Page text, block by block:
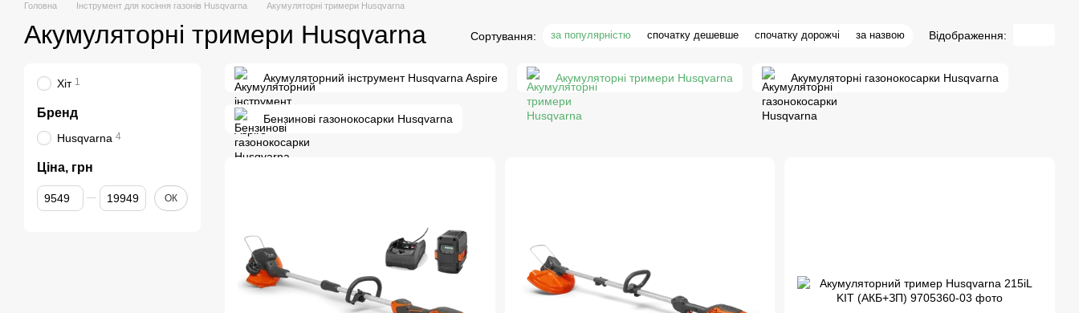
Головна Інструмент для косіння газонів Husqvarna Акумуляторні тримери Husqvarna
Акумуляторні тримери Husqvarna Сортування: за популярністю спочатку дешевше спочатку дорожчі за назвою Відображення:
Акумуляторний інструмент Husqvarna Aspire Акумуляторні тримери Husqvarna Акумуляторні газонокосарки Husqvarna
Бензинові газонокосарки Husqvarna
Хіт 1
Бренд
Husqvarna 4
Ціна, грн
Від Ціна, грн
До Ціна, грн ОК